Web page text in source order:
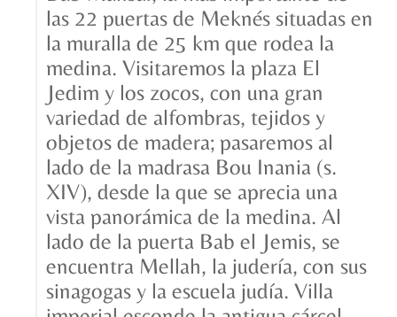
las 22 puertas de Meknés situadas en
la muralla de 25 km que rodea la
medina. Visitaremos la plaza El
Jedim y los zocos, con una gran
variedad de alfombras, tejidos y
objetos de madera; pasaremos al
lado de la madrasa Bou Inania (s.
XIV), desde la que se aprecia una
vista panorámica de la medina. Al
lado de la puerta Bab el Jemis, se
encuentra Mellah, la judería, con sus
sinagogas y la escuela judía. Villa